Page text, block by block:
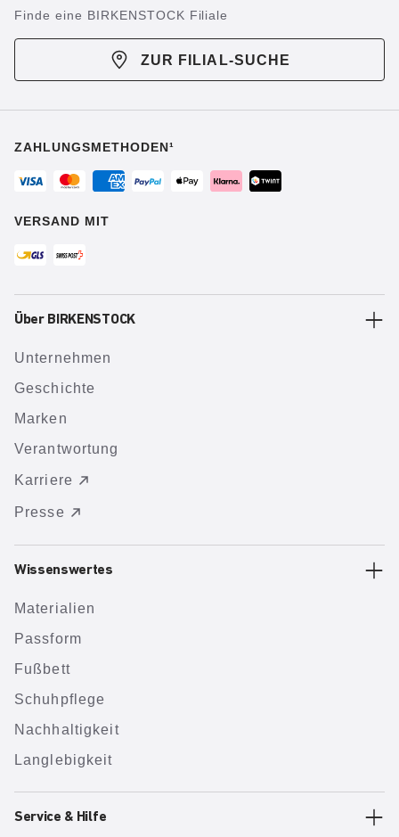
Finde eine BIRKENSTOCK Filiale
ZUR FILIAL-SUCHE
ZAHLUNGSMETHODEN¹
VERSAND MIT
Über BIRKENSTOCK
Unternehmen
Geschichte
Marken
Verantwortung
Karriere
Presse
Wissenswertes
Materialien
Passform
Fußbett
Schuhpflege
Nachhaltigkeit
Langlebigkeit
Service & Hilfe